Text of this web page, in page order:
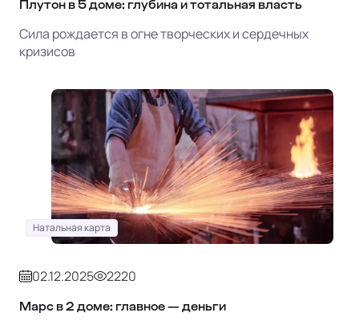
Плутон в 5 доме: глубина и тотальная власть
Сила рождается в огне творческих и сердечных
кризисов
Натальная карта
02.12.2025 2220
Марс в 2 доме: главное — деньги